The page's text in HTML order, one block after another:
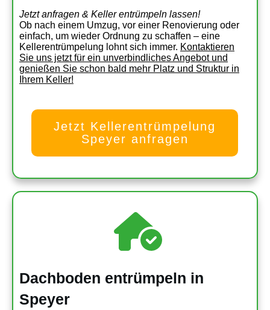
Jetzt anfragen & Keller entrümpeln lassen!
Ob nach einem Umzug, vor einer Renovierung oder
einfach, um wieder Ordnung zu schaffen – eine
Kellerentrümpelung lohnt sich immer. Kontaktieren
Sie uns jetzt für ein unverbindliches Angebot und
genießen Sie schon bald mehr Platz und Struktur in
Ihrem Keller!
Jetzt Kellerentrümpelung
Speyer anfragen
Dachboden entrümpeln in
Speyer